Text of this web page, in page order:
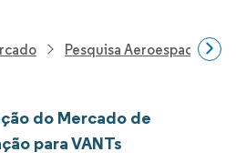
Pesquisa Aeroespacial E
do Mercado de
para VANTs